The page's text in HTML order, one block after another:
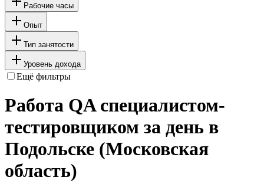
Рабочие часы
Опыт
Тип занятости
Уровень дохода
Ещё фильтры
Работа QA специалистом-
тестировщиком за день в
Подольске (Московская
область)